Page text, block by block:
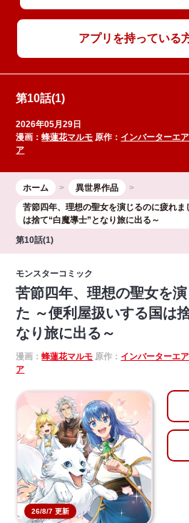
アプリを持っている
第10話(1)
2026年05月29日
漫画：蜂蓮花マルモ 原作： インバーターエ
ア
ホーム
異世界作品
苦節四年、理想の聖女を演じるのに疲れま
は捨て“白魔導士”となり旅に出る～
第10話(1)
モンスターコミック
苦節四年、理想の聖女を
た ～便利屋扱いする国は
なり旅に出る～
漫画：蜂蓮花マルモ 原作： インバーターエ
ア
26/8/7 更新